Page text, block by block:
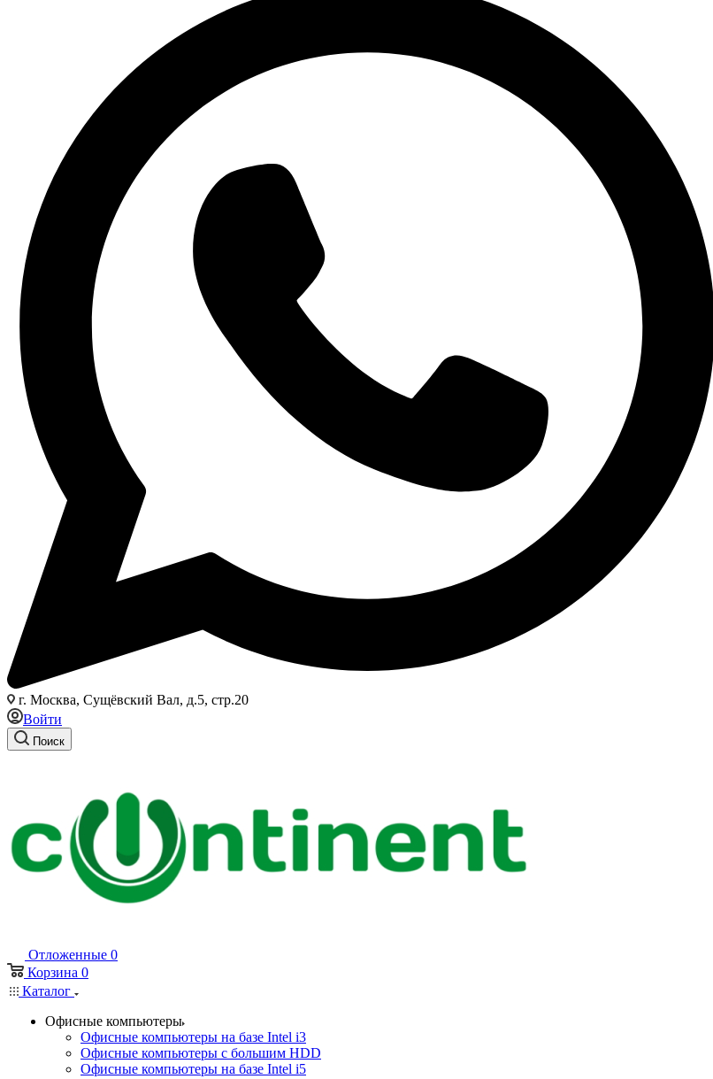
г. Москва, Сущёвский Вал, д.5, стр.20
Войти
Поиск
Отложенные 0
Корзина 0
Каталог
Офисные компьютеры
Офисные компьютеры на базе Intel i3
Офисные компьютеры с большим HDD
Офисные компьютеры на базе Intel i5